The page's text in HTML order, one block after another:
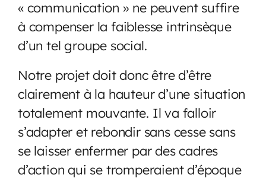
« communication » ne peuvent suffire
à compenser la faiblesse intrinsèque
d’un tel groupe social.
Notre projet doit donc être d’être
clairement à la hauteur d’une situation
totalement mouvante. Il va falloir
s’adapter et rebondir sans cesse sans
se laisser enfermer par des cadres
d’action qui se tromperaient d’époque